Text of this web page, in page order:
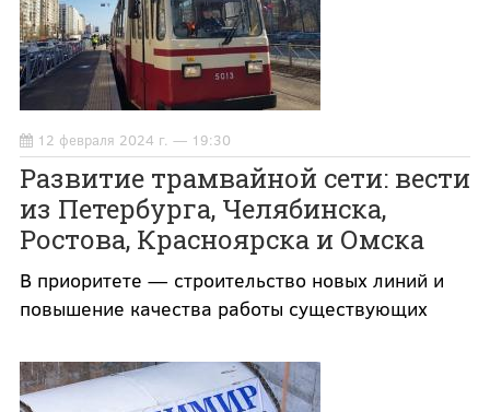
12 февраля 2024 г. — 19:30
Развитие трамвайной сети: вести
из Петербурга, Челябинска,
Ростова, Красноярска и Омска
В приоритете — строительство новых линий и
повышение качества работы существующих